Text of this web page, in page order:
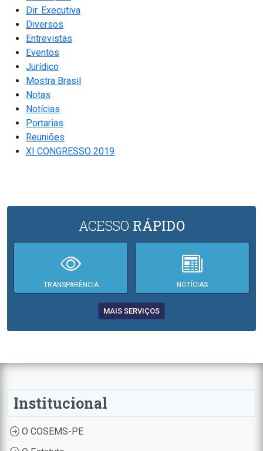
Dir. Executiva
Diversos
Entrevistas
Eventos
Jurídico
Mostra Brasil
Notas
Notícias
Portarias
Reuniões
XI CONGRESSO 2019
ACESSO RÁPIDO
TRANSPARÊNCIA NOTÍCIAS
MAIS SERVIÇOS
Institucional
O COSEMS-PE